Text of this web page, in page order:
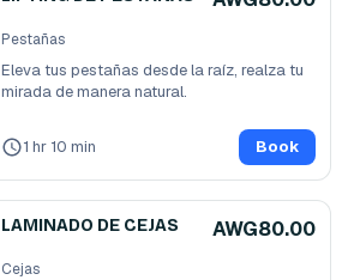
Pestañas
Eleva tus pestañas desde la raíz, realza tu
mirada de manera natural.
1 hr 10 min Book
LAMINADO DE CEJAS AWG80.00
Cejas